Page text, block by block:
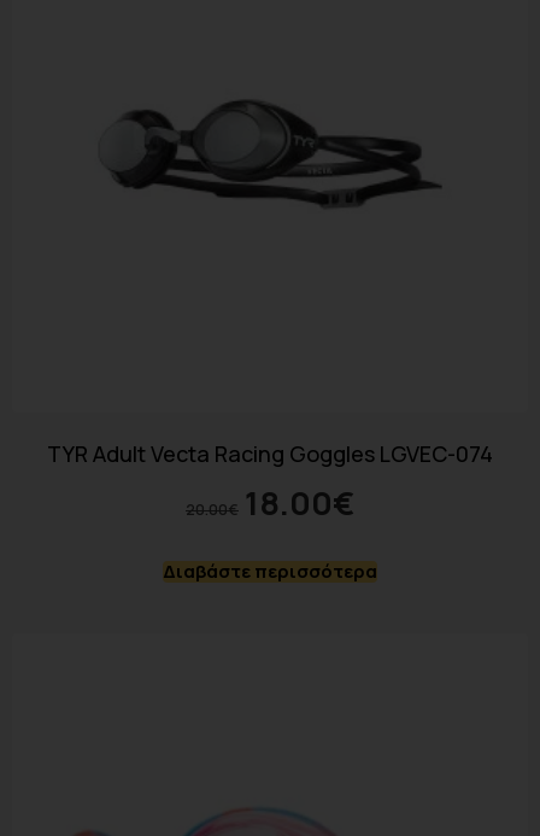
TYR Adult Vecta Racing Goggles LGVEC-074
20.00€ 18.00€
Διαβάστε περισσότερα